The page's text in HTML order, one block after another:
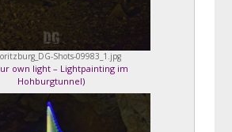
Shots-09983_1.jpg
own light – Lightpainting im
Hohburgtunnel)